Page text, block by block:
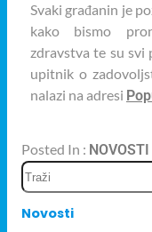
Svaki građanin je
kako bismo
zdravstva te su svi
upitnik o
nalazi na adresi
Posted In : NOVOSTI
Novosti